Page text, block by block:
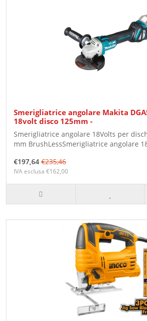
Smerigliatrice angolare Makita
18volt disco 125mm -
Smerigliatrice angolare 18Volts per
mm BrushLessSmerigliatrice angolare
€197,64 €235,46
IVA esclusa €162,00